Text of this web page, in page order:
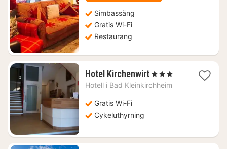
Simbassäng
Gratis Wi-Fi
Restaurang
Hotel Kirchenwirt1
natt
, 3 Stjärnor
Hotell i Bad Kleinkirchheim
Gratis Wi-Fi
Cykeluthyrning